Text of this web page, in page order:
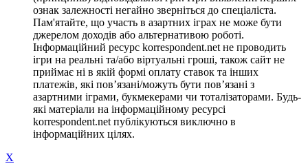
ознак залежності негайно зверніться до спеціаліста.
Пам'ятайте, що участь в азартних іграх не може бути
джерелом доходів або альтернативою роботі.
Інформаційний ресурс korrespondent.net не проводить
ігри на реальні та/або віртуальні гроші, також сайт не
приймає ні в якій формі оплату ставок та інших
платежів, які пов’язані/можуть бути пов’язані з
азартними іграми, букмекерами чи тоталізаторами. Будь-
які матеріали на інформаційному ресурсі
korrespondent.net публікуються виключно в
інформаційних цілях.
X